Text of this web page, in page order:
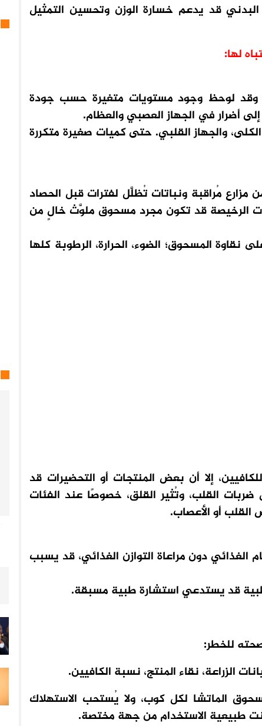
قد يدعم خسارة الوزن وتحسين التمثيل
لها:
وقد لوحظ وجود مستويات متغيرة حسب جودة
أضرار في الجهاز العصبي والعظام.
والجهاز القلبي. حتى كميات صغيرة متكررة
مُراقبة ونباتات تُظلَّل لفترات قبل الحصاد
الرخيصة قد تكون مجرد مسحوق ملوَّث خالٍ من
نقاوة المسحوق؛ الضوء، الحرارة، الرطوبة كلها
إلا أن بعض المنتجات أو التحضيرات قد
القلب، وتُثير القلق، خصوصًا عند الفئات
القلب أو الأعصاب.
الغذائي دون مراعاة التوازن الغذائي، قد يسبب
قد يستدعي استشارة طبية مسبقة.
للخطر:
الزراعة، نقاء المنتج، نسبة الكافيين.
لا تتجاوز 1 جرام من مسحوق الماتشا لكل كوب، ولا يُستحب الاستهلاك
طبيعية الاستخدام من جهة مختصة.